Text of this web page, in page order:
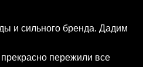
и сильного бренда. Дадим
пережили все